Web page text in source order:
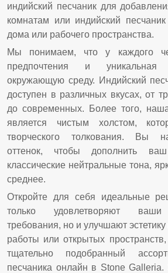
индийский песчаник для
комнатам или индийский
дома или рабочего пространства.
Мы понимаем, что у каждого
предпочтения и уникальная
окружающую среду. Индийский
доступен в различных вкусах, от
до современных. Более того,
является чистым холстом,
творческого толкования. Вы
оттенок, чтобы дополнить
классические нейтральные тона,
среднее.
Откройте для себя идеальные
только удовлетворяют ваши
требования, но и улучшают
работы или открытых
тщательно подобранный
песчаника онлайн в Stone